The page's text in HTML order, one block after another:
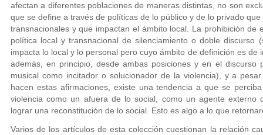
afectan a diferentes poblaciones de maneras distintas, no son
que se define a través de políticas de lo público y de lo privado
transnacionales y que impactan el ámbito local. La prohibición de
política local y transnacional de silenciamiento o doble
impacta lo local y lo personal pero cuyo ámbito de definición es de
además, en principio, desde ambas posiciones y en el discurso
musical como incitador o solucionador de la violencia), y a
hacen estas afirmaciones, existe una tendencia a que se
violencia como un afuera de lo social, como un agente
lograr una reconstitución de lo social. Esto es algo a lo que
Varios de los artículos de esta colección cuestionan la relación